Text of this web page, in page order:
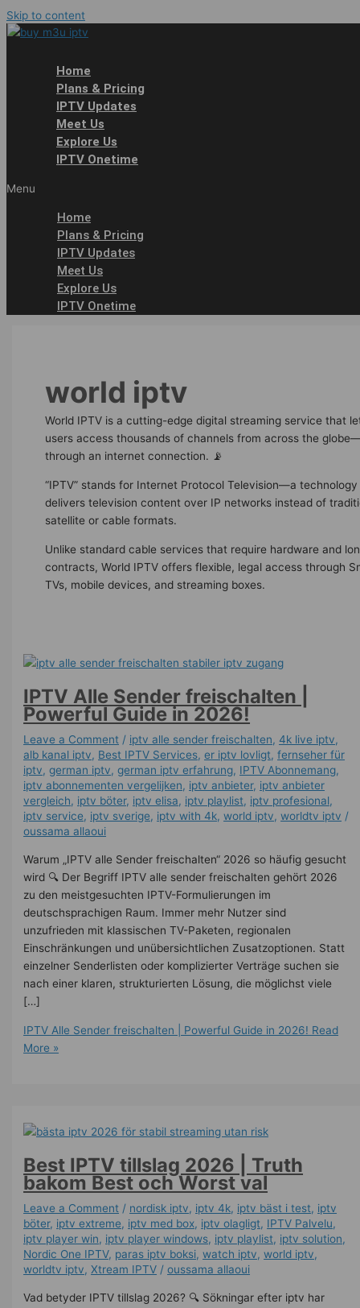
Skip to content
Home
Plans & Pricing
IPTV Updates
Meet Us
Explore Us
IPTV Onetime
Menu
Home
Plans & Pricing
IPTV Updates
Meet Us
Explore Us
IPTV Onetime
world iptv
World IPTV is a cutting-edge digital streaming service that
users access thousands of channels from across the
through an internet connection. 📡
“IPTV” stands for Internet Protocol Television—a
delivers television content over IP networks instead of
satellite or cable formats.
Unlike standard cable services that require hardware and
contracts, World IPTV offers flexible, legal access through
TVs, mobile devices, and streaming boxes.
IPTV Alle Sender freischalten |
Powerful Guide in 2026!
Leave a Comment / iptv alle sender freischalten,4k live iptv​,
alb kanal iptv, Best IPTV Services,er iptv lovligt,fernseher für
iptv,german iptv,german iptv erfahrung​, IPTV Abonnemang,
iptv abonnementen vergelijken, iptv anbieter, iptv anbieter
vergleich, iptv böter, iptv elisa, iptv playlist, iptv profesional,
iptv service, iptv sverige​, iptv with 4k,world iptv,worldtv iptv /
oussama allaoui
Warum „IPTV alle Sender freischalten“ 2026 so häufig gesucht
wird 🔍 Der Begriff IPTV alle sender freischalten gehört 2026
zu den meistgesuchten IPTV-Formulierungen im
deutschsprachigen Raum. Immer mehr Nutzer sind
unzufrieden mit klassischen TV-Paketen, regionalen
Einschränkungen und unübersichtlichen Zusatzoptionen. Statt
einzelner Senderlisten oder komplizierter Verträge suchen sie
nach einer klaren, strukturierten Lösung, die möglichst viele
[…]
IPTV Alle Sender freischalten | Powerful Guide in 2026! Read
More »
Best IPTV tillslag 2026 | Truth
bakom Best och Worst val
Leave a Comment / nordisk iptv, iptv 4k, iptv bäst i test, iptv
böter, iptv extreme, iptv med box, iptv olagligt, IPTV Palvelu,
iptv player win, iptv player windows, iptv playlist, iptv solution,
Nordic One IPTV, paras iptv boksi,watch iptv,world iptv,
worldtv iptv,Xtream IPTV /oussama allaoui
Vad betyder IPTV tillslag 2026? 🔍 Sökningar efter iptv har